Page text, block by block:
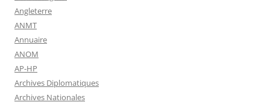
Angleterre
ANMT
Annuaire
ANOM
AP-HP
Archives Diplomatiques
Archives Nationales